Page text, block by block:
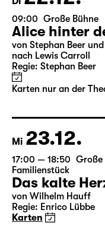
Di 22.12.
09:00 Große Bühne
Alice hinter
von Stephan Beer und
Karten nur an der
Mi 23.12.
17:00 — 18:50 Große
Familienstück
Das kalte Herz